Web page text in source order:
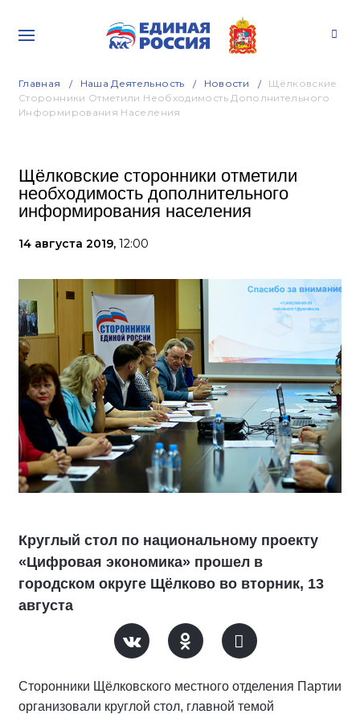
Главная Наша Деятельность Новости
Щёлковские
Сторонники Отметили Необходимость Дополнительного
Информирования Населения
Щёлковские сторонники отметили
необходимость дополнительного
информирования населения
14 августа 2019, 12:00
Круглый стол по национальному проекту
«Цифровая экономика» прошел в
городском округе Щёлково во вторник, 13
августа
Сторонники Щёлковского местного отделения Партии
организовали круглой стол, главной темой